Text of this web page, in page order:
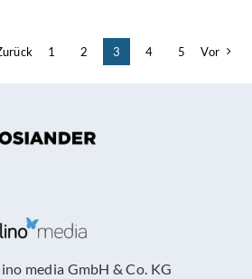
1 2 3 4 5 Vor
media GmbH & Co. KG